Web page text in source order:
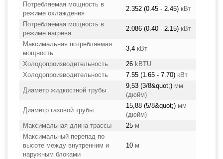
Потребляемая мощность в
режиме охлаждения
2.352 (0.45 - 2.45) кВт
Потребляемая мощность в
режиме нагрева
2.086 (0.40 - 2.15) кВт
Максимальная потребляемая
мощность
3,4 кВт
Холодопроизводительность 26 kBTU
Холодопроизводительность
7.55 (1.65 - 7.70) кВт
Диаметр жидкостной трубы
9,53 (3/8&quot;) мм
(дюйм)
Диаметр газовой трубы
15,88 (5/8&quot;) мм
(дюйм)
Максимальная длина трассы
25 м
Максимальный перепад по
высоте между внутренним и
наружным блоками
10 м